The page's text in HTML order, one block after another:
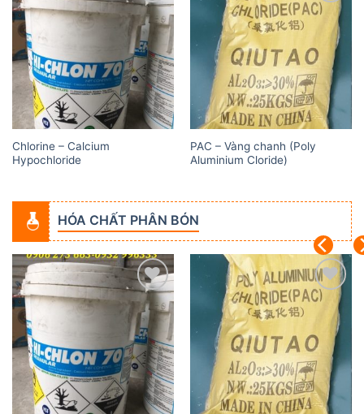
Add to
wishlist
Chlorine – Calcium
Hypochloride
Add to
wishlist
PAC – Vàng chanh (Poly
Aluminium Cloride)
HÓA CHẤT PHÂN BÓN
Add to
wishlist
Add to
wishlist